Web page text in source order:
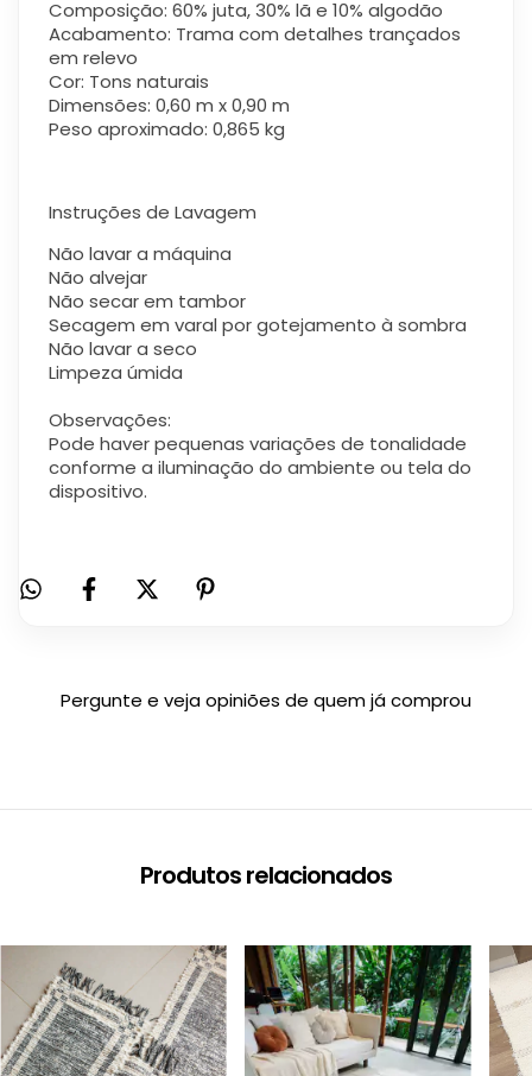
Composição: 60% juta, 30% lã e 10% algodão
Acabamento: Trama com detalhes trançados
em relevo
Cor: Tons naturais
Dimensões: 0,60 m x 0,90 m
Peso aproximado: 0,865 kg
Instruções de Lavagem
Não lavar a máquina
Não alvejar
Não secar em tambor
Secagem em varal por gotejamento à sombra
Não lavar a seco
Limpeza úmida
Observações:
Pode haver pequenas variações de tonalidade
conforme a iluminação do ambiente ou tela do
dispositivo.
Pergunte e veja opiniões de quem já comprou
Produtos relacionados